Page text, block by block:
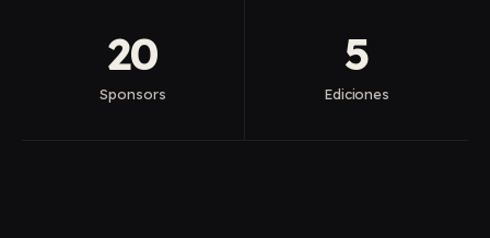
20
Sponsors
5
Ediciones